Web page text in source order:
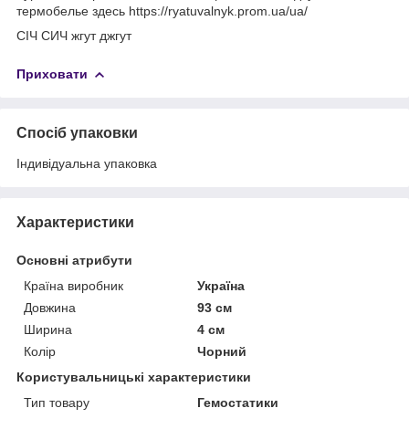
термобелье здесь https://ryatuvalnyk.prom.ua/ua/
СІЧ СИЧ жгут джгут
Приховати
Спосіб упаковки
Індивідуальна упаковка
Характеристики
Основні атрибути
Країна виробник
Україна
Довжина
93 см
Ширина
4 см
Колір
Чорний
Користувальницькі характеристики
Тип товару
Гемостатики